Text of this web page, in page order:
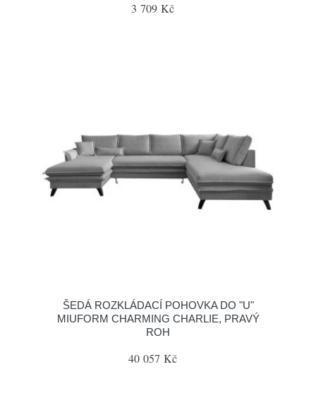
3 709 Kč
ŠEDÁ ROZKLÁDACÍ POHOVKA DO "U"
MIUFORM CHARMING CHARLIE, PRAVÝ
ROH
40 057 Kč